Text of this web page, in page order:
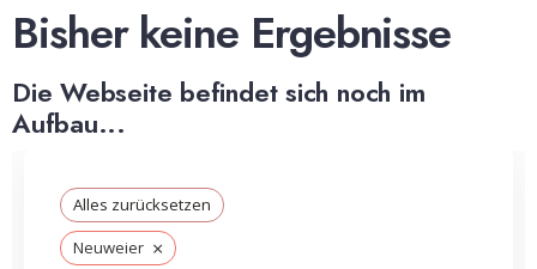
Bisher keine Ergebnisse
Die Webseite befindet sich noch im
Aufbau...
Alles zurücksetzen
Neuweier ×